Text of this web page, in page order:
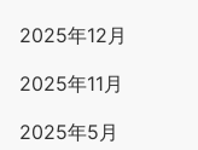
2025年12月
2025年11月
2025年5月